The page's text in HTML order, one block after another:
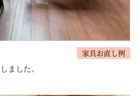
家具お直し例
ました。